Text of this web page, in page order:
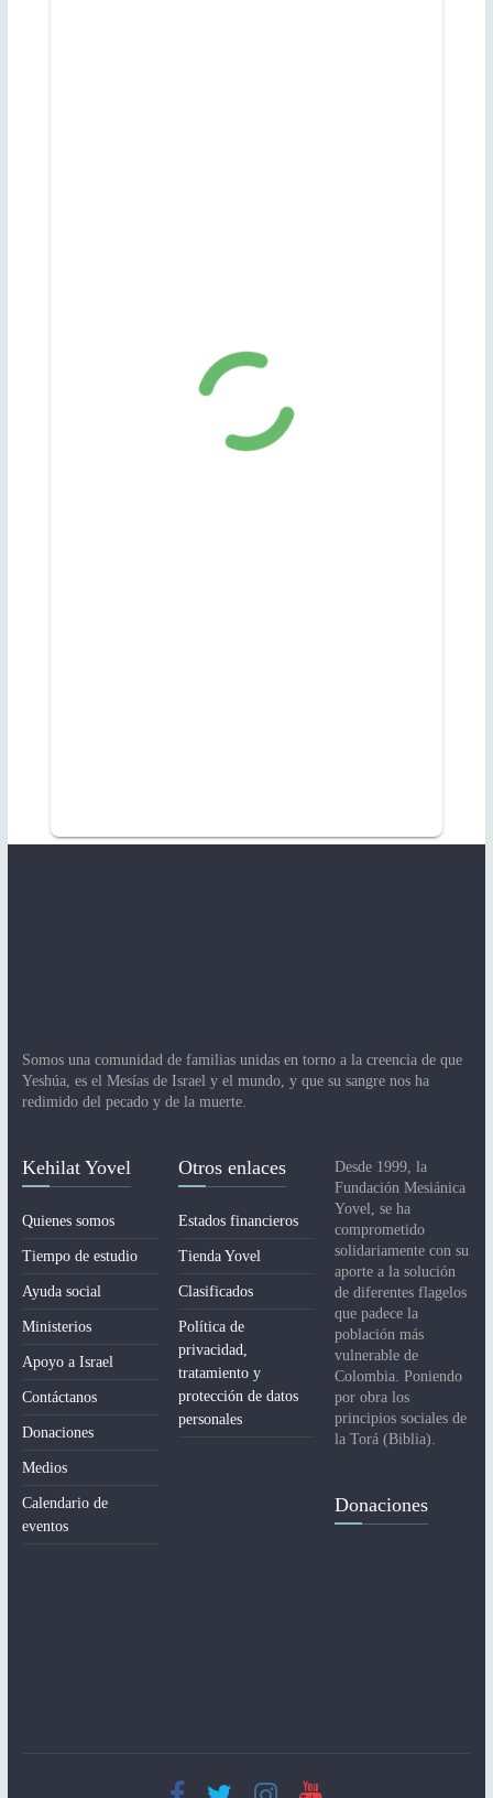
Somos una comunidad de familias unidas en torno a la creencia de que
Yeshúa, es el Mesías de Israel y el mundo, y que su sangre nos ha
redimido del pecado y de la muerte.
Kehilat Yovel
Quienes somos
Tiempo de estudio
Ayuda social
Ministerios
Apoyo a Israel
Contáctanos
Donaciones
Medios
Calendario de
eventos
Otros enlaces
Estados financieros
Tienda Yovel
Clasificados
Política de
privacidad,
tratamiento y
protección de datos
personales
Desde 1999, la
Fundación Mesiánica
Yovel, se ha
comprometido
solidariamente con su
aporte a la solución
de diferentes flagelos
que padece la
población más
vulnerable de
Colombia. Poniendo
por obra los
principios sociales de
la Torá (Biblia).
Donaciones